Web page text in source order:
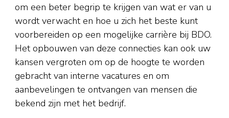
om een beter begrip te krijgen van wat er van u
wordt verwacht en hoe u zich het beste kunt
voorbereiden op een mogelijke carrière bij BDO.
Het opbouwen van deze connecties kan ook uw
kansen vergroten om op de hoogte te worden
gebracht van interne vacatures en om
aanbevelingen te ontvangen van mensen die
bekend zijn met het bedrijf.